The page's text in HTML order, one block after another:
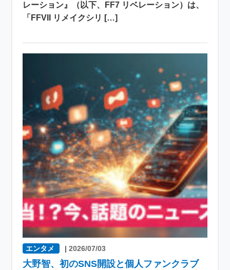
レーション』（以下、FF7 リベレーション）は、
「FFVII リメイクシリ […]
エンタメ |2026/07/03
大野智、初のSNS開設と個人ファンクラブ